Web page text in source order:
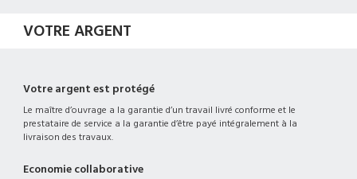
VOTRE ARGENT
Votre argent est protégé
Le maître d’ouvrage a la garantie d’un travail livré conforme et le
prestataire de service a la garantie d’être payé intégralement à la
livraison des travaux.
Economie collaborative